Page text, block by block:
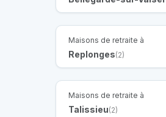
Maisons de retraite à
Replonges(2)
Maisons de retraite à
Talissieu(2)